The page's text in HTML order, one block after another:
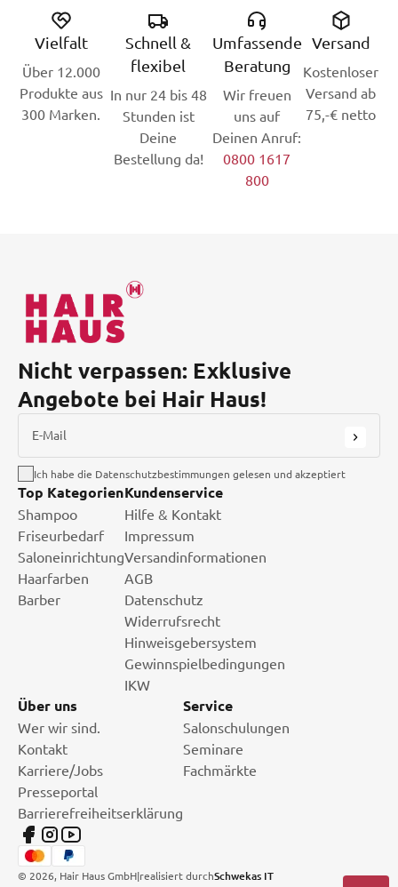
Vielfalt
Über 12.000
Produkte aus
300 Marken.
Schnell &
flexibel
In nur 24 bis 48
Stunden ist
Deine
Bestellung da!
Umfassende
Beratung
Wir freuen
uns auf
Deinen Anruf:
0800 1617
800
Versand
Kostenloser
Versand ab
75,-€ netto
Nicht verpassen: Exklusive
Angebote bei Hair Haus!
E-Mail
Ich habe die Datenschutzbestimmungen gelesen und akzeptiert
Top Kategorien
Shampoo
Friseurbedarf
Saloneinrichtung
Haarfarben
Barber
Kundenservice
Hilfe & Kontakt
Impressum
Versandinformationen
AGB
Datenschutz
Widerrufsrecht
Hinweisgebersystem
Gewinnspielbedingungen
IKW
Über uns
Wer wir sind.
Kontakt
Karriere/Jobs
Presseportal
Barrierefreiheitserklärung
Service
Salonschulungen
Seminare
Fachmärkte
© 2026, Hair Haus GmbH|realisiert durchSchwekas IT